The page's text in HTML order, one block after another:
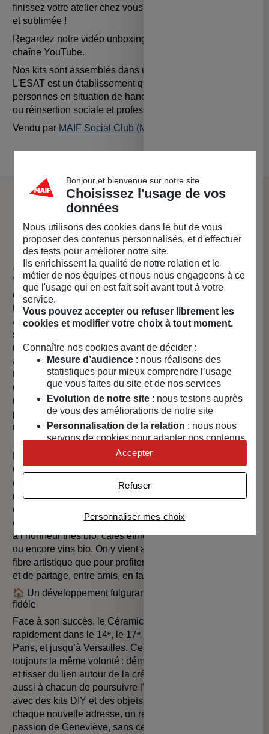
finissez votre atelier chez vous, avec une pièce réparée
et sublimée !
Regardez notre vidéo unboxing de notre kit sur notre
chaîne YouTube.
Nos kits sont assemblés dans un
L'ESAT est un établissement qui accompagne des
personnes en situation de handicap, et vise leur insertion
ou réinsertion sociale et professionnelle.
Vendu par MAIF Social Club (MAIF)
La marque Céramicafé
Geneviève
🎨 La naissance du Céramicafé Geneviève
Tout commence en 2018 lorsque Geneviève, Parisienne
de naissance et ancienne experte-comptable, effectue un
tournant professionnel inspiré par une expérience en
Allemagne. Là-bas, elle découvre les ateliers de peinture
sur céramique, un concept alors inexistant à Paris. De
retour en France, poussée par l’envie de retrouver cette
ambiance créative et conviviale, elle décide d’ouvrir le
tout premier céramicafé de Paris. Rapidement, l’adresse
du 11ᵉ arrondissement devient un lieu chaleureux où se
réunissent amateurs et curieux pour peindre, modeler et
partager un bon moment autour d’une boisson, donnant
naissance à la success story du Céramicafé Geneviève.
☕ Un concept hybride, convivial et inspirant
Plus qu’un simple atelier ou coffee shop, le Céramicafé
Geneviève est pensé comme un espace de liberté et de
créativité pour tous. On y trouve tout le matériel
nécessaire pour personnaliser ses céramiques, une
équipe bienveillante pour accompagner les novices
comme les passionnés, et une carte gourmande mettant
à l’honneur thés bio, cafés éthiques, pâtisseries maison
ou encore vins bio. On y vient autant pour explorer sa
fibre artistique que pour profiter d’un moment de détente
et de partage, entre amis, en famille ou en solo.
🏠 Un développement fulgurant et une communauté
fidèle
Face à son succès, le Céramicafé Geneviève essaime
rapidement dans le 14ᵉ, le 17ᵉ, le 3ᵉ arrondissement de
Paris, et jusqu’à Versailles. Ces espaces cultivent
toujours la même volonté : démocratiser le geste artisanal
et tisser du lien autour de la création. L’e-shop permet
aussi à chacun de poursuivre l’expérience à la maison
avec des kits DIY et des objets faits main. Derrière
chaque nouvelle adresse, on retrouve l’énergie et la
passion de Geneviève, sans cesse animée par l’envie
Bonjour et bienvenue sur notre site
Choisissez l'usage de vos
données
Nous utilisons des cookies dans le but de vous
proposer des contenus personnalisés, et d'effectuer
des tests pour améliorer notre site.
Ils enrichissent la qualité de notre relation et le
métier de nos équipes et nous nous engageons à ce
que l'usage qui en est fait soit avant tout à votre
service.
Vous pouvez accepter ou refuser librement les
cookies et modifier votre choix à tout moment.
Connaître nos cookies avant de décider :
Mesure d’audience: nous réalisons des
statistiques pour mieux comprendre l’usage
que vous faites du site et de nos services
Evolution de notre site: nous testons auprès
de vous des améliorations de notre site
Personnalisation de la relation : nous nous
servons de cookies pour adapter nos contenus
et personnaliser nos offres
Univers publicitaire: nous utilisons avec nos
publicités personnalisées
Personnaliser mes choix
Refuser
Accepter